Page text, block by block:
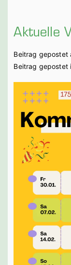
Aktuelle
Beitrag gepostet
Beitrag gepostet